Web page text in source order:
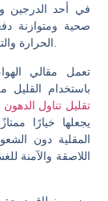
في أحد الدرجين
صحية ومتوازنة
الحرارة والتوقيت تنوعًا، مما يضمن طهي كل طبق بشكل مثالي.
تعمل مقالي
باستخدام القليل
تقليل تناول الدهون
يجعلها خيارًا
المقلية دون
اللاصقة والآمنة